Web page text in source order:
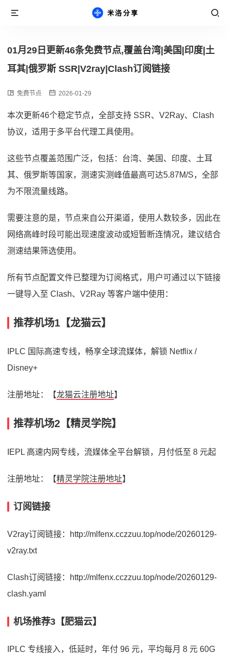
01月29日更新46条免费节点,覆盖台湾|美国|印度|土
耳其|俄罗斯 SSR|V2ray|Clash订阅链接
免费节点 2026-01-29
本次更新46个稳定节点，全部支持 SSR、V2Ray、Clash
协议，适用于多平台代理工具使用。
这些节点覆盖范围广泛，包括：台湾、美国、印度、土耳
其、俄罗斯等国家，测速实测峰值最高可达5.87M/S，全部
为不限流量线路。
需要注意的是，节点来自公开渠道，使用人数较多，因此在
网络高峰时段可能出现速度波动或短暂断连情况，建议结合
测速结果筛选使用。
所有节点配置文件已整理为订阅格式，用户可通过以下链接
一键导入至 Clash、V2Ray 等客户端中使用：
推荐机场1【龙猫云】
IPLC 国际高速专线，畅享全球流媒体，解锁 Netflix /
Disney+
注册地址：【龙猫云注册地址】
推荐机场2【精灵学院】
IEPL 高速内网专线，流媒体全平台解锁，月付低至 8 元起
注册地址：【精灵学院注册地址】
订阅链接
V2ray订阅链接：http://mlfenx.cczzuu.top/node/20260129-
v2ray.txt
Clash订阅链接：http://mlfenx.cczzuu.top/node/20260129-
clash.yaml
机场推荐3【肥猫云】
IPLC 专线接入，低延时，年付 96 元，平均每月 8 元 60G